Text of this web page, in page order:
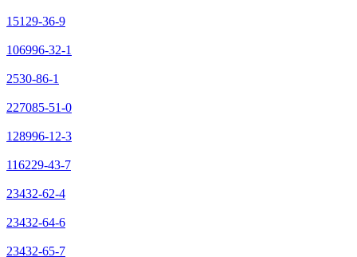
15129-36-9
106996-32-1
2530-86-1
227085-51-0
128996-12-3
116229-43-7
23432-62-4
23432-64-6
23432-65-7